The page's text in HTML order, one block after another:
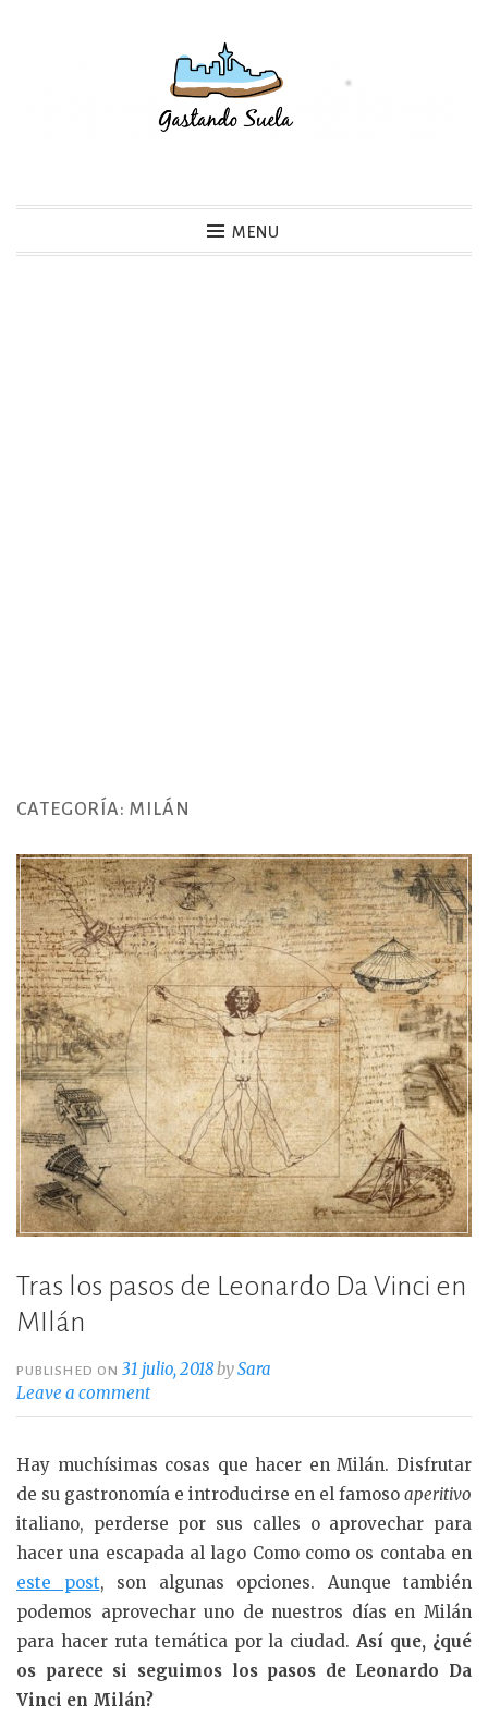
MENU
CATEGORÍA: MILÁN
Tras los pasos de Leonardo Da Vinci en
MIlán
PUBLISHED ON 31 julio, 2018bySara
Leave a comment
Hay muchísimas cosas que hacer en Milán. Disfrutar
de su gastronomía e introducirse en el famoso aperitivo
italiano, perderse por sus calles o aprovechar para
hacer una escapada al lago Como como os contaba en
este post, son algunas opciones. Aunque también
podemos aprovechar uno de nuestros días en Milán
para hacer ruta temática por la ciudad. Así que, ¿qué
os parece si seguimos los pasos de Leonardo Da
Vinci en Milán?